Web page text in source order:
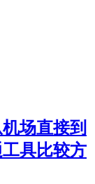
场直接到
具比较方